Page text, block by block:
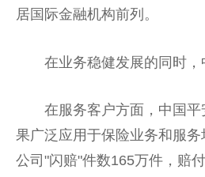
居国际金融机构前列。
在业务稳健发展的同时，
在服务客户方面， 中国平
果广泛应用于保险业务和服
公司"闪赔"件数165万件，赔